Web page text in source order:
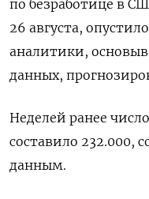
по безработице в
26 августа,
аналитики,
данных,
Неделей ранее
составило 232.000,
данным.